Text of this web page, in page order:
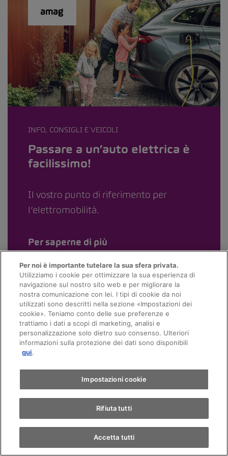
INFO, CONSIGLI E VEICOLI
Passare a un’auto elettrica è
facilissimo!
Il vostro punto di riferimento per
l’elettromobilità.
Per saperne di più
Per noi è importante tutelare la sua sfera privata.
Utilizziamo i cookie per ottimizzare la sua esperienza di
navigazione sul nostro sito web e per migliorare la
nostra comunicazione con lei. I tipi di cookie da noi
utilizzati sono descritti nella sezione «Impostazioni dei
cookie». Teniamo conto delle sue preferenze e
trattiamo i dati a scopi di marketing, analisi e
personalizzazione solo dietro suo consenso. Ulteriori
informazioni sulla protezione dei dati sono disponibili
qui.
Impostazioni cookie
Rifiuta tutti
Accetta tutti